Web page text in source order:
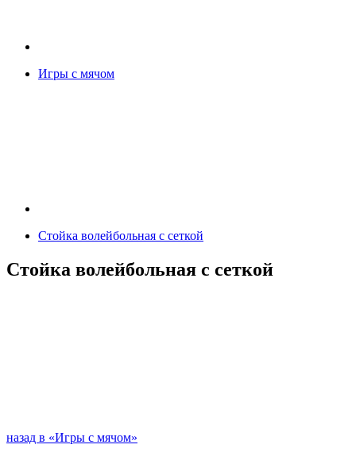
Игры с мячом
Стойка волейбольная с сеткой
Стойка волейбольная с сеткой
назад в «Игры с мячом»